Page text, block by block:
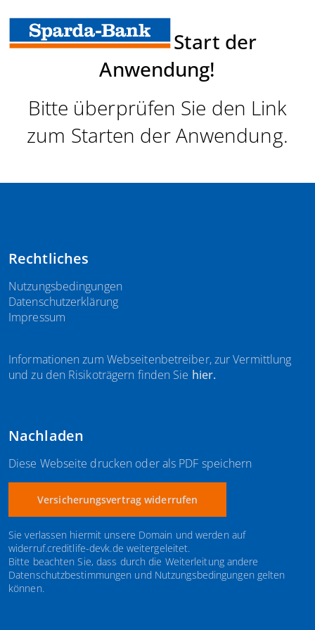
Fehler beim Start der
Anwendung!
Bitte überprüfen Sie den Link
zum Starten der Anwendung.
Rechtliches
Nutzungsbedingungen
Datenschutzerklärung
Impressum
Informationen zum Webseitenbetreiber, zur Vermittlung
und zu den Risikoträgern finden Sie hier.
Nachladen
Diese Webseite drucken oder als PDF speichern
Versicherungsvertrag widerrufen
Sie verlassen hiermit unsere Domain und werden auf
widerruf.creditlife-devk.de weitergeleitet.
Bitte beachten Sie, dass durch die Weiterleitung andere
Datenschutzbestimmungen und Nutzungsbedingungen gelten
können.